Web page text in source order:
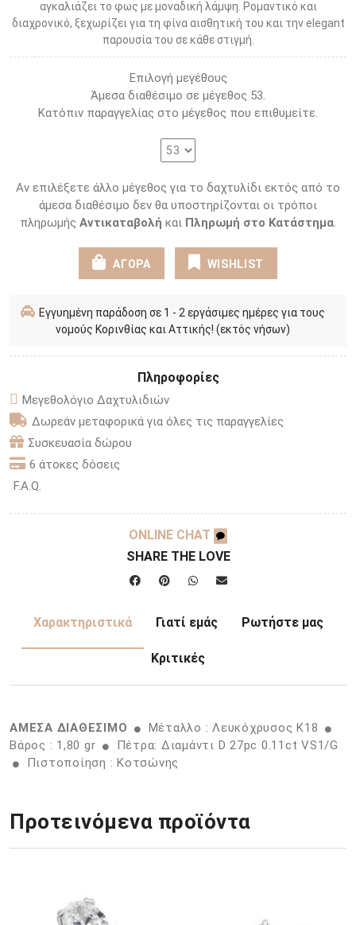
αγκαλιάζει το φως με μοναδική λάμψη. Ρομαντικό και
διαχρονικό, ξεχωρίζει για τη φίνα αισθητική του και την elegant
παρουσία του σε κάθε στιγμή.
Επιλογή μεγέθους
Άμεσα διαθέσιμο σε μέγεθος 53.
Κατόπιν παραγγελίας στο μέγεθος που επιθυμείτε.
Αν επιλέξετε άλλο μέγεθος για το δαχτυλίδι εκτός από το
άμεσα διαθέσιμο δεν θα υποστηρίζονται οι τρόποι
πληρωμής Αντικαταβολή και Πληρωμή στο Κατάστημα.
ΑΓΟΡΑ WISHLIST
Εγγυημένη παράδοση σε 1 - 2 εργάσιμες ημέρες για τους
νομούς Κορινθίας και Αττικής! (εκτός νήσων)
Πληροφορίες
Μεγεθολόγιο Δαχτυλιδιών
Δωρεάν μεταφορικά για όλες τις παραγγελίες
Συσκευασία δώρου
6 άτοκες δόσεις
F.A.Q.
ONLINE CHAT
SHARE THE LOVE
Χαρακτηριστικά Γιατί εμάς Ρωτήστε μας
Κριτικές
ΑΜΕΣΑ ΔΙΑΘΕΣΙΜΟ
Μέταλλο : Λευκόχρυσος K18
Βάρος : 1,80 gr
Πέτρα: Διαμάντι D 27pc 0.11ct VS1/G
Πιστοποίηση : Κοτσώνης
Προτεινόμενα προϊόντα